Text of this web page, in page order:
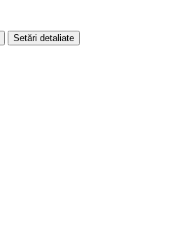
Setări detaliate